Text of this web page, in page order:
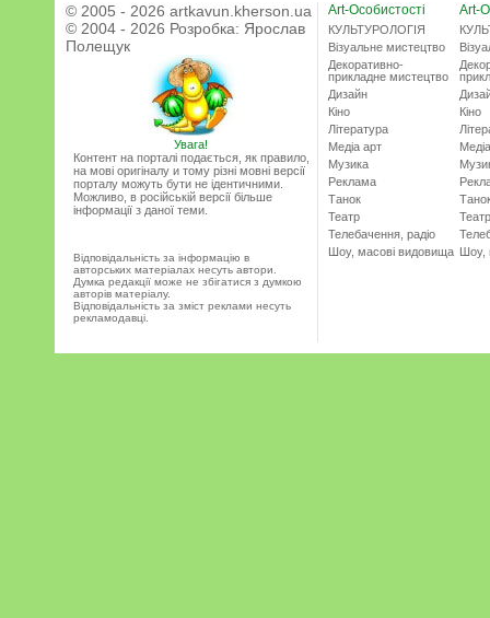
© 2005 - 2026 artkavun.kherson.ua
© 2004 - 2026 Розробка: Ярослав
Полещук
Увага!
Контент на порталі подається, як правило,
на мові оригіналу и тому різні мовні версії
порталу можуть бути не ідентичними.
Можливо, в російській версії більше
інформації з даної теми.
Відповідальність за інформацію в
авторських матеріалах несуть автори.
Думка редакції може не збігатися з думкою
авторів матеріалу.
Відповідальність за зміст реклами несуть
рекламодавці.
Art-Особистості
КУЛЬТУРОЛОГІЯ
Візуальне мистецтво
Декоративно-
прикладне мистецтво
Дизайн
Кіно
Література
Медіа арт
Музика
Реклама
Танок
Театр
Телебачення, радіо
Шоу, масові видовища
Art-
Кіно
Театр
Шоу,